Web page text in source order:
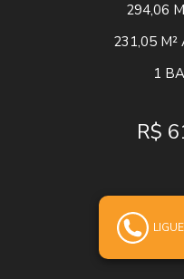
294,06
231,05 M²
1
R$